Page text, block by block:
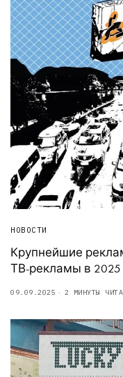
НОВОСТИ
Крупнейшие
ТВ-рекламы в 2025
09.09.2025 2 МИНУТЫ